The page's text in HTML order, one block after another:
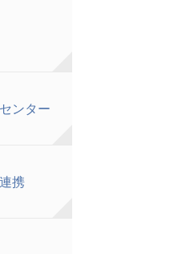
ンター
携